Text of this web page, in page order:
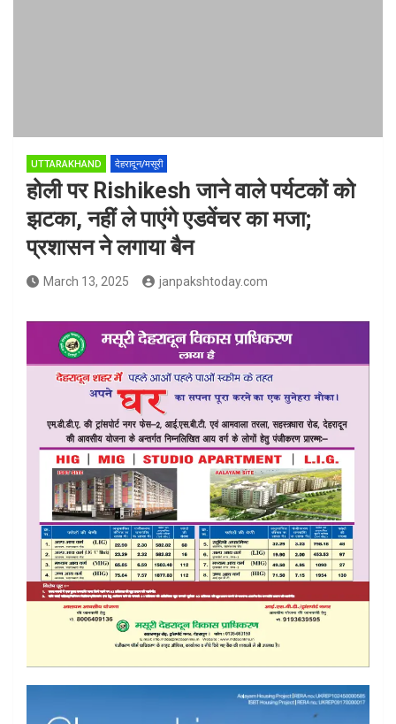
UTTARAKHAND देहरादून/मसूरी
होली पर Rishikesh जाने वाले पर्यटकों को
झटका, नहीं ले पाएंगे एडवेंचर का मजा;
प्रशासन ने लगाया बैन
March 13, 2025 janpakshtoday.com